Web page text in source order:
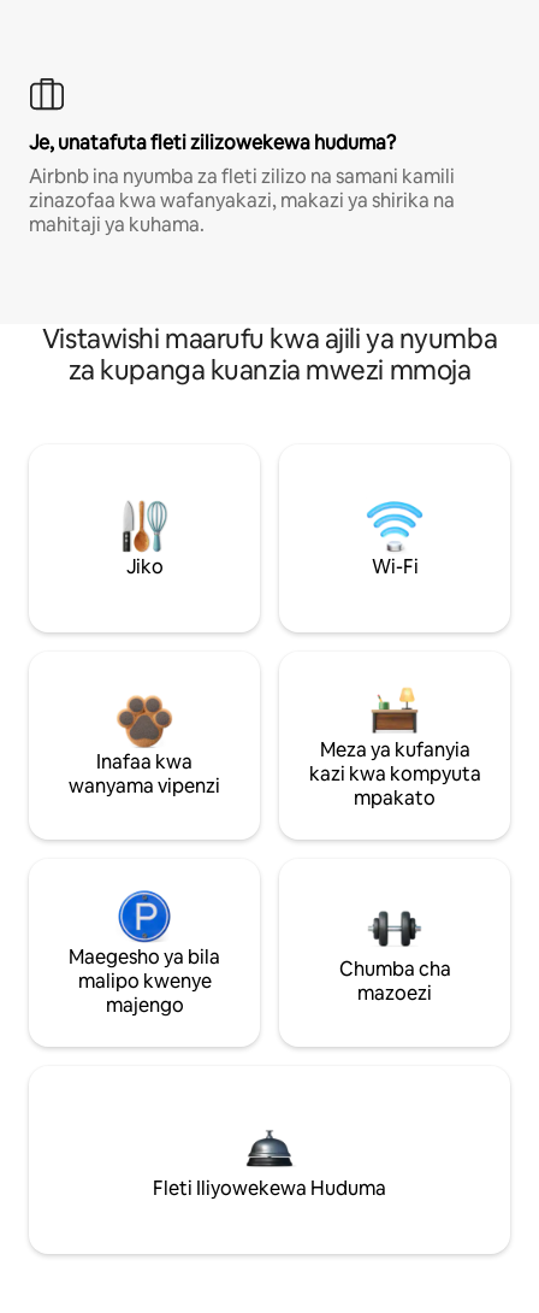
Je, unatafuta fleti zilizowekewa huduma?
Airbnb ina nyumba za fleti zilizo na samani kamili
zinazofaa kwa wafanyakazi, makazi ya shirika na
mahitaji ya kuhama.
Vistawishi maarufu kwa ajili ya nyumba
za kupanga kuanzia mwezi mmoja
Jiko Wi-Fi
Inafaa kwa
wanyama vipenzi
Meza ya kufanyia
kazi kwa kompyuta
mpakato
Maegesho ya bila
malipo kwenye
majengo
Chumba cha
mazoezi
Fleti Iliyowekewa Huduma